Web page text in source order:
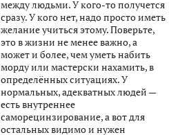
между людьми. У кого-то получется
сразу. У кого нет, надо просто иметь
желание учиться этому. Поверьте,
это в жизни не менее важно, а
может и более, чем уметь набить
морду или мастерски нахамить, в
определённых ситуациях. У
нормальных, адекватных людей —
есть внутреннее
саморецинзирование, а вот для
остальных видимо и нужен